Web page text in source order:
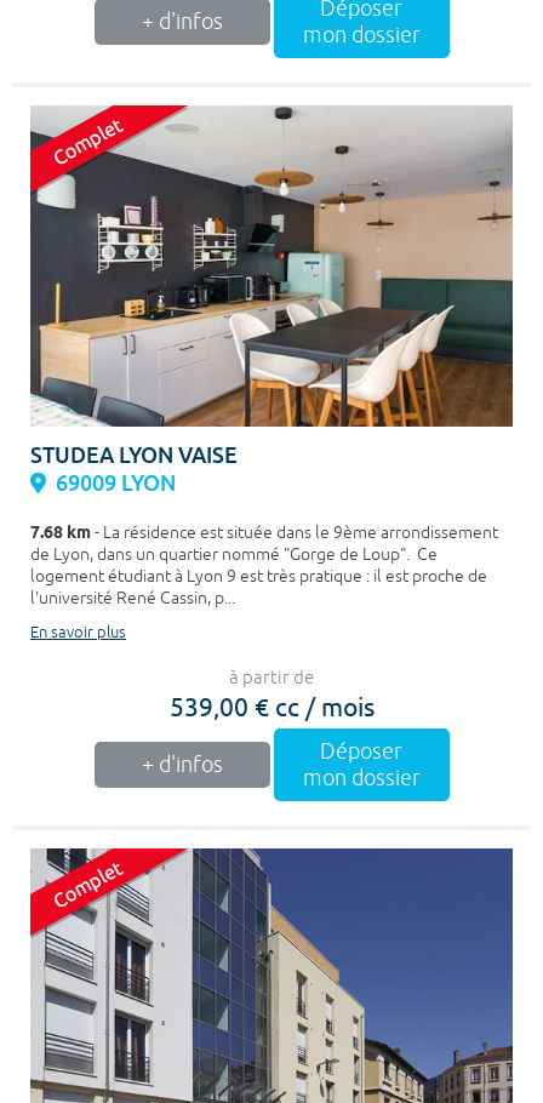
+ d'infos
Déposer
mon dossier
STUDEA LYON VAISE
69009 LYON
7.68 km- La résidence est située dans le 9ème arrondissement
de Lyon, dans un quartier nommé "Gorge de Loup". Ce
logement étudiant à Lyon 9 est très pratique : il est proche de
l'université René Cassin, p...
En savoir plus
à partir de
539,00 € cc / mois
+ d'infos
Déposer
mon dossier